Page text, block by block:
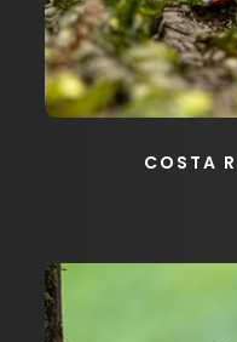
COSTA